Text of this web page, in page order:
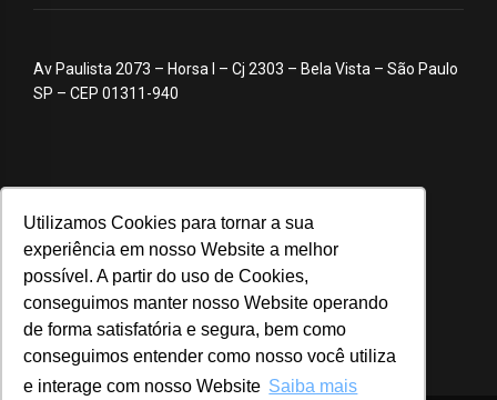
Utilizamos Cookies para tornar a sua
experiência em nosso Website a melhor
possível. A partir do uso de Cookies,
conseguimos manter nosso Website operando
de forma satisfatória e segura, bem como
conseguimos entender como nosso você utiliza
e interage com nosso Website Saiba mais
Av Paulista 2073 – Horsa I – Cj 2303 – Bela Vista – São Paulo
SP – CEP 01311-940